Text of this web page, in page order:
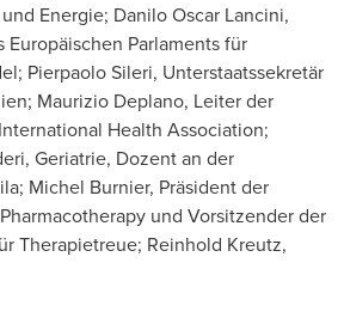
Energie; Danilo Oscar Lancini,
Europäischen Parlaments für
Pierpaolo Sileri, Unterstaatssekretär
Maurizio Deplano, Leiter der
Health Association;
Geriatrie, Dozent an der
Michel Burnier, Präsident der
und Vorsitzender der
Therapietreue; Reinhold Kreutz,